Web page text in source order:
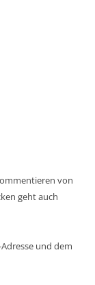
von
geht auch
und dem